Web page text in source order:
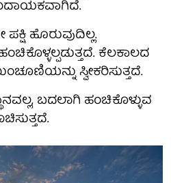
ಹೊರುವುದಿಲ್ಲ.
ಕೆಲಕಾಲದ
ಸ್ವೀಕರಿಸುತ್ತದೆ.
ಬದಲಾಗಿ ಹಂಚಿಕೊಳ್ಳುವ